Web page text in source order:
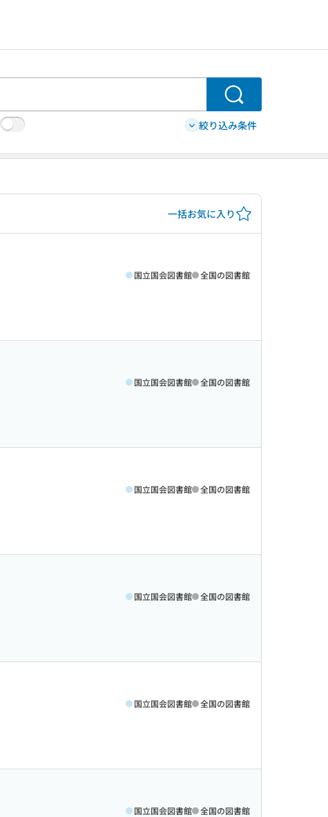
検索
絞り込み条件
一括お気に入り
国立国会図書館 全国の図書館
国立国会図書館 全国の図書館
国立国会図書館 全国の図書館
国立国会図書館 全国の図書館
国立国会図書館 全国の図書館
国立国会図書館 全国の図書館